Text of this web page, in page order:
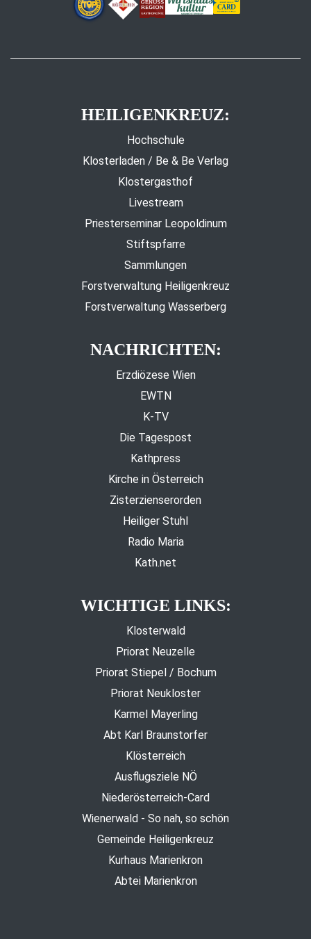
HEILIGENKREUZ:
Hochschule
Klosterladen / Be & Be Verlag
Klostergasthof
Livestream
Priesterseminar Leopoldinum
Stiftspfarre
Sammlungen
Forstverwaltung Heiligenkreuz
Forstverwaltung Wasserberg
NACHRICHTEN:
Erzdiözese Wien
EWTN
K-TV
Die Tagespost
Kathpress
Kirche in Österreich
Zisterzienserorden
Heiliger Stuhl
Radio Maria
Kath.net
WICHTIGE LINKS:
Klosterwald
Priorat Neuzelle
Priorat Stiepel / Bochum
Priorat Neukloster
Karmel Mayerling
Abt Karl Braunstorfer
Klösterreich
Ausflugsziele NÖ
Niederösterreich-Card
Wienerwald - So nah, so schön
Gemeinde Heiligenkreuz
Kurhaus Marienkron
Abtei Marienkron